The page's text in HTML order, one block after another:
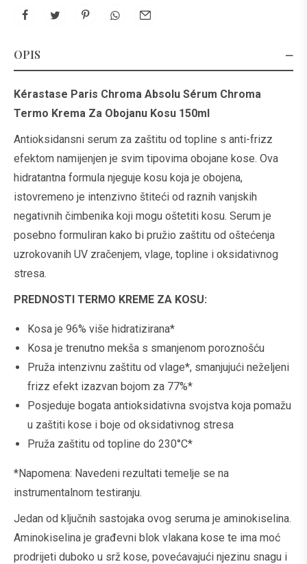
OPIS
Kérastase Paris Chroma Absolu Sérum Chroma
Termo Krema Za Obojanu Kosu 150ml
Antioksidansni serum za zaštitu od topline s anti-frizz
efektom namijenjen je svim tipovima obojane kose. Ova
hidratantna formula njeguje kosu koja je obojena,
istovremeno je intenzivno štiteći od raznih vanjskih
negativnih čimbenika koji mogu oštetiti kosu. Serum je
posebno formuliran kako bi pružio zaštitu od oštećenja
uzrokovanih UV zračenjem, vlage, topline i oksidativnog
stresa.
PREDNOSTI TERMO KREME ZA KOSU:
Kosa je 96% više hidratizirana*
Kosa je trenutno mekša s smanjenom poroznošću
Pruža intenzivnu zaštitu od vlage*, smanjujući neželjeni
frizz efekt izazvan bojom za 77%*
Posjeduje bogata antioksidativna svojstva koja pomažu
u zaštiti kose i boje od oksidativnog stresa
Pruža zaštitu od topline do 230°C*
*Napomena: Navedeni rezultati temelje se na
instrumentalnom testiranju.
Jedan od ključnih sastojaka ovog seruma je aminokiselina.
Aminokiselina je građevni blok vlakana kose te ima moć
prodrijeti duboko u srž kose, povećavajući njezinu snagu i